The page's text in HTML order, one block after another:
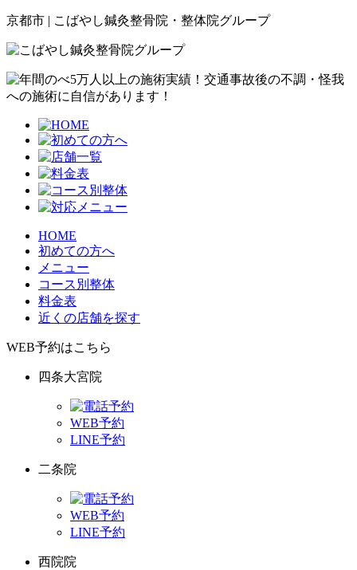
京都市 | こばやし鍼灸整骨院・整体院グループ
HOME
初めての方へ
メニュー
コース別整体
料金表
近くの店舗を探す
WEB予約はこちら
四条大宮院
WEB予約
LINE予約
二条院
WEB予約
LINE予約
西院院